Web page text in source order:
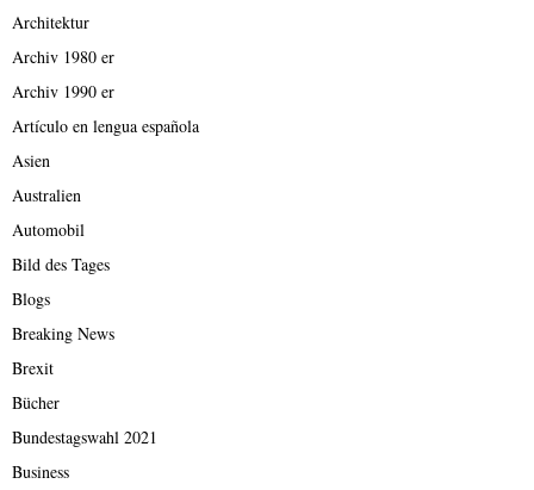
Architektur
Archiv 1980 er
Archiv 1990 er
Artículo en lengua española
Asien
Australien
Automobil
Bild des Tages
Blogs
Breaking News
Brexit
Bücher
Bundestagswahl 2021
Business